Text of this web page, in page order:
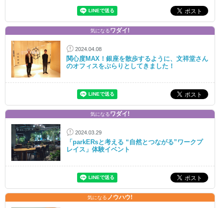
気になるワダイ!
2024.04.08
関心度MAX！銀座を散歩するように、文祥堂さん
のオフィスをぶらりとしてきました！
気になるワダイ!
2024.03.29
「parkERsと考える “自然とつながる”ワークプ
レイス」体験イベント
気になるノウハウ!